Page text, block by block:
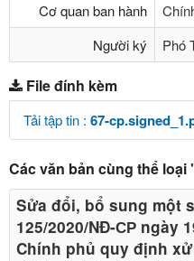
Cơ quan ban hành
Người ký
Phó
File đính kèm
Tải tập tin : 67-
Các văn bản cùng thể loại
Sửa đổi, bổ sung một
125/2020/NĐ-СР ngày
Chính phủ quy định